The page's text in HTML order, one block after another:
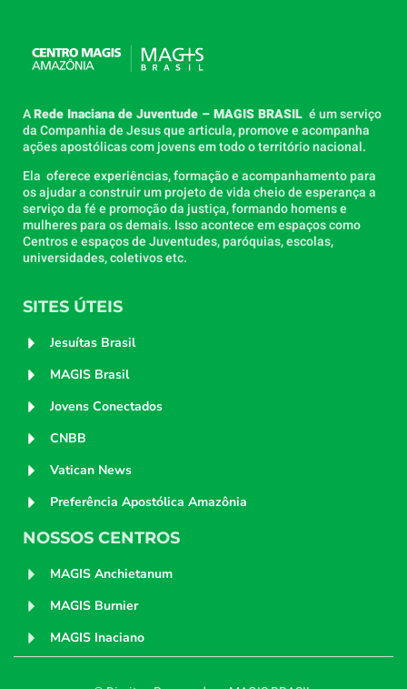
ARede Inaciana de Juventude – MAGIS BRASIL é um serviço
da Companhia de Jesus que articula, promove e acompanha
ações apostólicas com jovens em todo o território nacional.
Ela oferece experiências, formação e acompanhamento para
os ajudar a construir um projeto de vida cheio de esperança a
serviço da fé e promoção da justiça, formando homens e
mulheres para os demais. Isso acontece em espaços como
Centros e espaços de Juventudes, paróquias, escolas,
universidades, coletivos etc.
SITES ÚTEIS
Jesuítas Brasil
MAGIS Brasil
Jovens Conectados
CNBB
Vatican News
Preferência Apostólica Amazônia
NOSSOS CENTROS
MAGIS Anchietanum
MAGIS Burnier
MAGIS Inaciano